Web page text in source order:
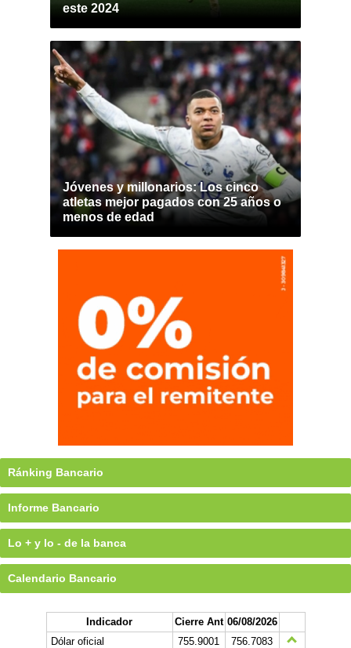
este 2024
Jóvenes y millonarios: Los cinco
atletas mejor pagados con 25 años o
menos de edad
Ránking Bancario
Informe Bancario
Lo + y lo - de la banca
Calendario Bancario
Indicador Cierre Ant 06/08/2026
Dólar oficial
755.9001
756.7083